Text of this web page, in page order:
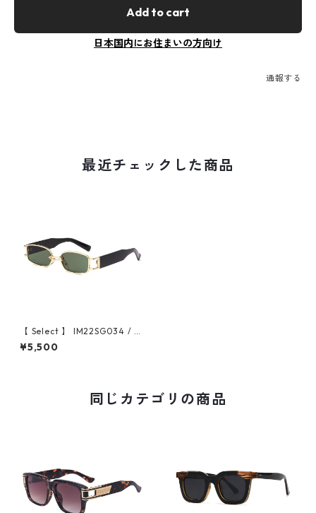
Add to cart
日本国内にお住まいの方向け
通報する
最近チェックした商品
【 Select 】 IM22SG034 / M
etal Combination Rectangl
e Sunglasses (Gold/Green)
¥5,500
同じカテゴリの商品